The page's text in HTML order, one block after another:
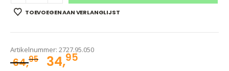
TOEVOEGEN AAN VERLANGLIJST
Artikelnummer: 2727.95.050
64,95 Oorspronkelijke
34,95